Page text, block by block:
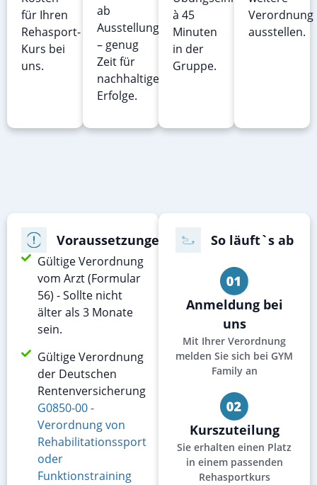
für Ihren
Rehasport-
Kurs bei
uns.
ab
Ausstellungsdatum
– genug
Zeit für
nachhaltige
Erfolge.
à 45
Minuten
in der
Gruppe.
Verordnung
ausstellen.
Voraussetzungen
Gültige Verordnung
vom Arzt (Formular
56) - Sollte nicht
älter als 3 Monate
sein.
Gültige Verordnung
der Deutschen
Rentenversicherung
G0850-00 -
Verordnung von
Rehabilitationssport
oder
Funktionstraining
So läuft`s ab
Anmeldung bei
uns
Mit Ihrer Verordnung
melden Sie sich bei GYM
Family an
Kurszuteilung
Sie erhalten einen Platz
in einem passenden
Rehasportkurs